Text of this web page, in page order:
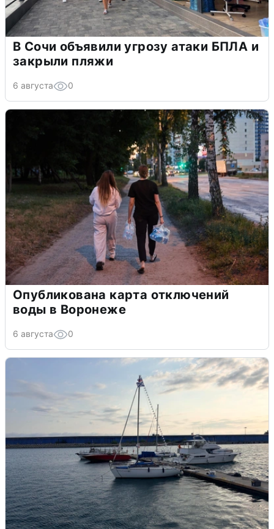
В Сочи объявили угрозу атаки БПЛА и
закрыли пляжи
6 августа 0
Опубликована карта отключений
воды в Воронеже
6 августа 0